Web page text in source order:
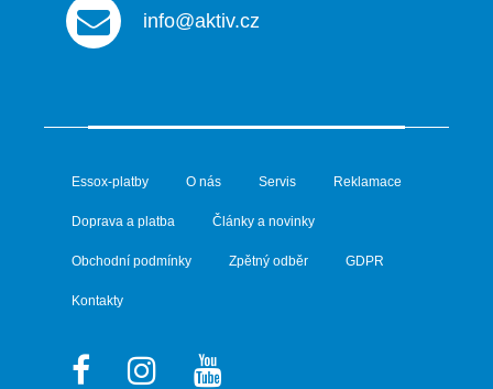
info@aktiv.cz
Essox-platby O nás Servis Reklamace
Doprava a platba Články a novinky
Obchodní podmínky Zpětný odběr GDPR
Kontakty